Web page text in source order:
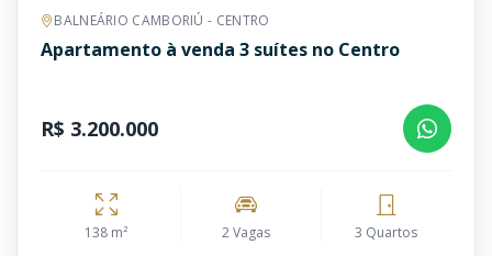
BALNEÁRIO CAMBORIÚ - CENTRO
Apartamento à venda 3 suítes no Centro
R$ 3.200.000
138 m² 2 Vagas 3 Quartos